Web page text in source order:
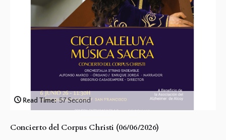
Read Time: 57 Second
Concierto del Corpus Christi (06/06/2026)